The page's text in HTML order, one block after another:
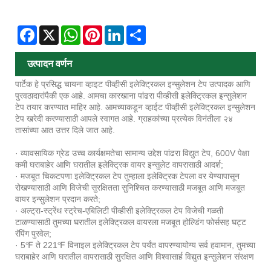
Facebook
X WhatsAppPinterestLinkedIn
उत्पादन वर्णन
पार्टेक हे प्रसिद्ध चायना व्हाइट पीव्हीसी इलेक्ट्रिकल इन्सुलेशन टेप उत्पादक आणि
पुरवठादारांपैकी एक आहे. आमचा कारखाना पांढरा पीव्हीसी इलेक्ट्रिकल इन्सुलेशन
टेप तयार करण्यात माहिर आहे. आमच्याकडून व्हाईट पीव्हीसी इलेक्ट्रिकल इन्सुलेशन
टेप खरेदी करण्यासाठी आपले स्वागत आहे. ग्राहकांच्या प्रत्येक विनंतीला २४
तासांच्या आत उत्तर दिले जात आहे.
· व्यावसायिक ग्रेड उच्च कार्यक्षमतेचा सामान्य उद्देश पांढरा विद्युत टेप, 600V पेक्षा
कमी घराबाहेर आणि घरातील इलेक्ट्रिक वायर इन्सुलेट वापरासाठी आदर्श;
· मजबूत चिकटपणा इलेक्ट्रिकल टेप तुम्हाला इलेक्ट्रिक टेपला वर येण्यापासून
रोखण्यासाठी आणि विजेची सुरक्षितता सुनिश्चित करण्यासाठी मजबूत आणि मजबूत
वायर इन्सुलेशन प्रदान करते;
· अल्ट्रा-स्ट्रेंथ स्ट्रेच-एबिलिटी पीव्हीसी इलेक्ट्रिकल टेप विजेची गळती
टाळण्यासाठी तुमच्या घरातील इलेक्ट्रिकल वायरला मजबूत होल्डिंग फोर्ससह घट्ट
रॅपिंग पुरवेल;
· 5℉ ते 221℉ विनाइल इलेक्ट्रिकल टेप पर्यंत वापरण्यायोग्य सर्व हवामान, तुमच्या
घराबाहेर आणि घरातील वापरासाठी सुरक्षित आणि विश्वासार्ह विद्युत इन्सुलेशन संरक्षण